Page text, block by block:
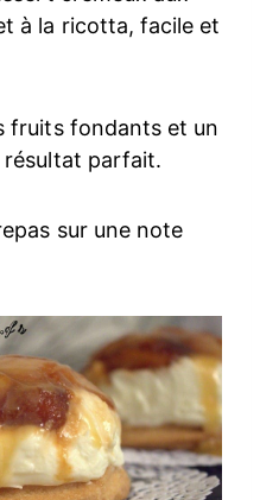
à la ricotta, facile et
fruits fondants et un
résultat parfait.
sur une note